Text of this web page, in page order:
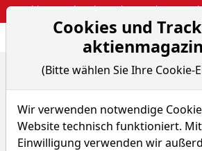
Webinar: So kassierst du trotzdem
Nachrichten
Aktien on Fire
Die Aktie von JFrog bricht nach
Aktien on Fire
Cookies und
(Bitte wählen Sie Ihre Cookie-
Wir verwenden notwendige
Website technisch funktioniert.
Einwilligung verwenden wir